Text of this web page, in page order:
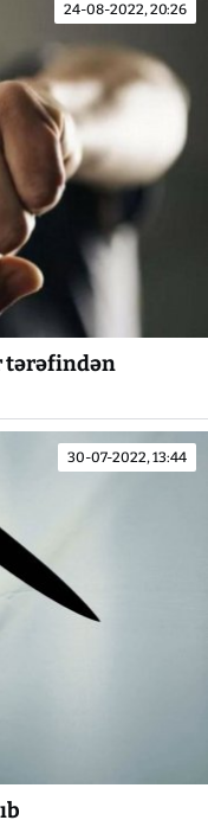
24-08-2022, 20:26
tərəfindən
30-07-2022, 13:44